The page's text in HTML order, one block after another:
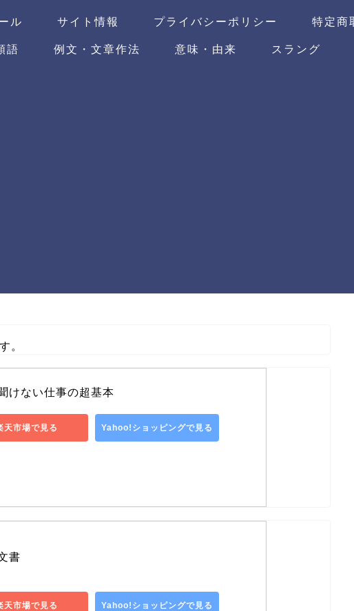
ル サイト情報 プライバシーポリシー
特定商
語 例文・文章作法 意味・由来 スラング
。
けない仕事の超基本
天市場で見る Yahoo!ショッピングで見る
書
天市場で見る Yahoo!ショッピングで見る